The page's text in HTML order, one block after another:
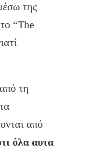
της
“The
τη
από
όλα αυτα